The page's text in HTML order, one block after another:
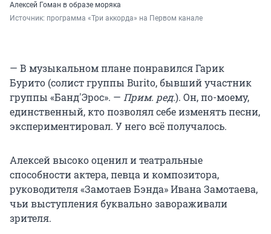
Алексей Гоман в образе моряка
Источник: программа «Три аккорда» на Первом канале
— В музыкальном плане понравился Гарик
Бурито (солист группы Burito, бывший участник
группы «Банд'Эрос». — Прим. ред.). Он, по-моему,
единственный, кто позволял себе изменять песни,
экспериментировал. У него всё получалось.
Алексей высоко оценил и театральные
способности актера, певца и композитора,
руководителя «Замотаев Бэнда» Ивана Замотаева,
чьи выступления буквально завораживали
зрителя.